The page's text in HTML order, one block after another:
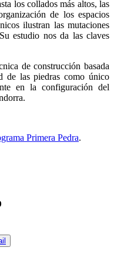
los collados más altos, las
de los espacios
ilustran las mutaciones
estudio nos da las claves
de construcción basada
de las piedras como único
en la configuración del
Primera Pedra.